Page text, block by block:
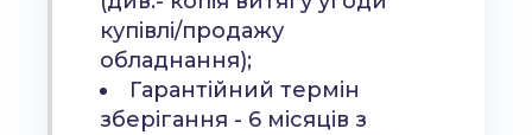
купівлі/продажу
обладнання);
Гарантійний термін
зберігання - 6 місяців з